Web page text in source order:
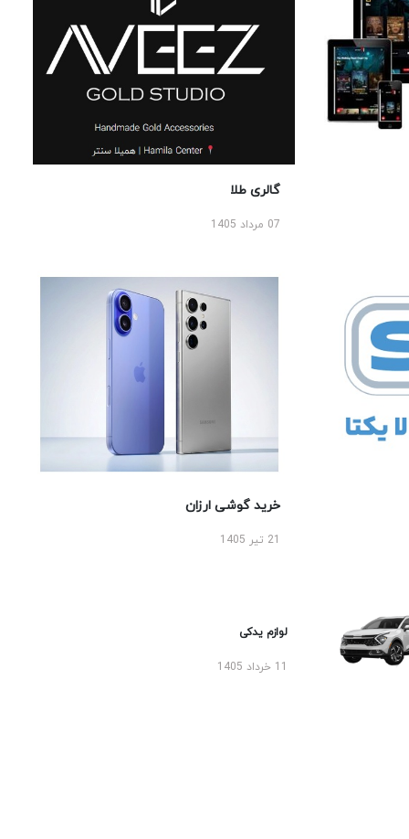
گالری طلا
07 مرداد 1405
خرید گوشی ارزان
لوازم یدکی